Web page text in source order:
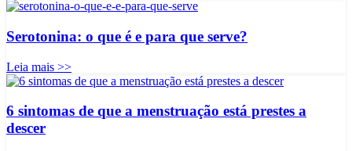
Serotonina: o que é e para que serve?
Leia mais >>
6 sintomas de que a menstruação está prestes a
descer